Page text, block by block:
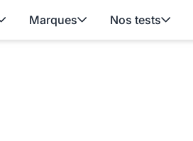
Marques Nos tests